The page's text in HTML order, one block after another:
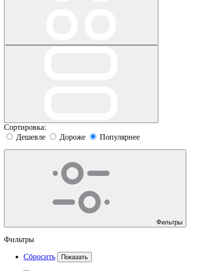
Сортировка:
Дешевле
Дороже Популярнее
Фильтры
Фильтры
Сбросить Показать